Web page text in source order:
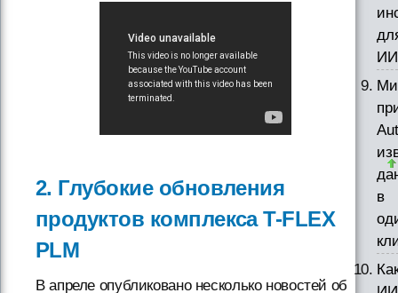
2. Глубокие обновления
продуктов комплекса T-FLEX
PLM
В апреле опубликовано несколько новостей об
ИИ
в